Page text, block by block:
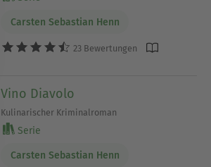
Carsten Sebastian Henn
23 Bewertungen
Vino Diavolo
Kulinarischer Kriminalroman
Serie
Carsten Sebastian Henn